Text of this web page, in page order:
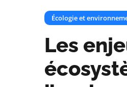
Écologie et
Les